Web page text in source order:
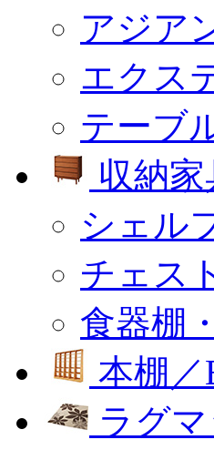
アジア
エクス
テーブ
収納家
シェル
チェス
食器棚
本棚／
ラグ